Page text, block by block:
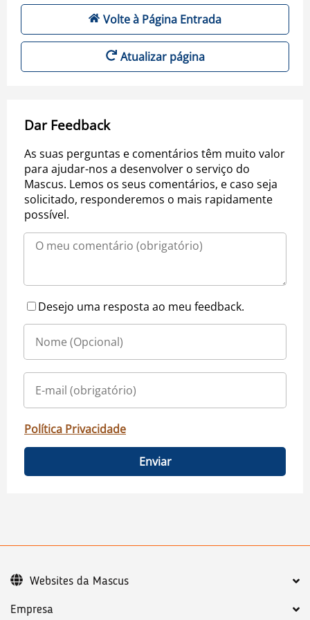
Volte à Página Entrada
Atualizar página
Dar Feedback
As suas perguntas e comentários têm muito valor
para ajudar-nos a desenvolver o serviço do
Mascus. Lemos os seus comentários, e caso seja
solicitado, responderemos o mais rapidamente
possível.
Desejo uma resposta ao meu feedback.
Política Privacidade
Enviar
Empresa
Websites da Mascus